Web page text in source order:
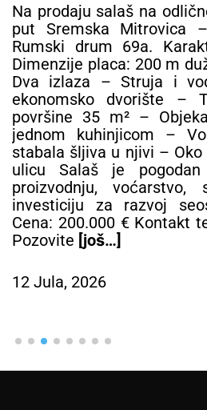
Na prodaju salaš na
put Sremska Mitrovica
Rumski drum 69a.
Dimenzije placa: 200 m
Dva izlaza – Struja i
ekonomsko dvorište –
površine 35 m² –
jednom kuhinjicom –
stabala šljiva u njivi –
ulicu Salaš je pogodan
proizvodnju,
investiciju za razvoj
Cena: 200.000 € Kontakt
Pozovite [još…]
12 Jula, 2026